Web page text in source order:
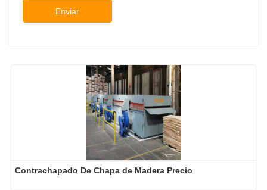
Enviar
Contrachapado De Chapa de Madera Precio